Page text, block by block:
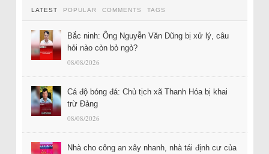
LATEST POPULAR COMMENTS TAGS
Bắc ninh: Ông Nguyễn Văn Dũng bị xử lý, câu
hỏi nào còn bỏ ngỏ?
08/08/2026
Cá độ bóng đá: Chủ tịch xã Thanh Hóa bị khai
trừ Đảng
08/08/2026
Nhà cho công an xây nhanh, nhà tái định cư của